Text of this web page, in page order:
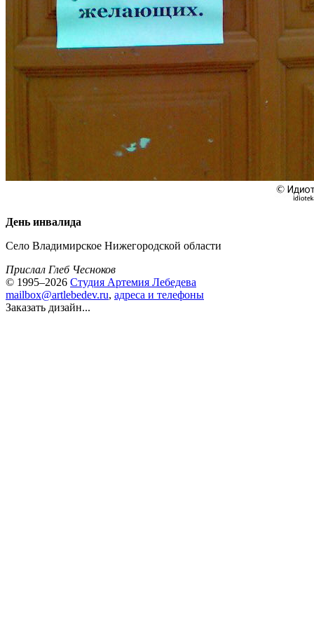
День инвалида
Село Владимирское Нижегородской области
Прислал Глеб Чесноков
© 1995–2026 Студия Артемия Лебедева
mailbox@artlebedev.ru, адреса и телефоны
Заказать дизайн...